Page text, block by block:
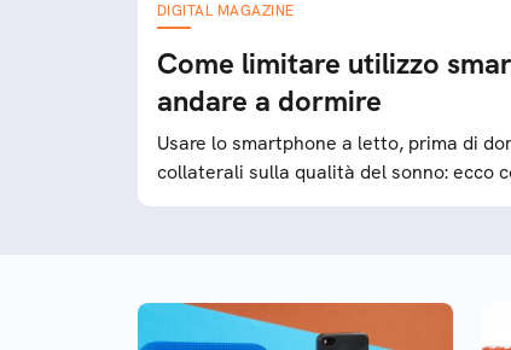
DIGITAL MAGAZINE
Come limitare utilizzo
andare a dormire
Usare lo smartphone a letto, prima di
collaterali sulla qualità del sonno: ecco